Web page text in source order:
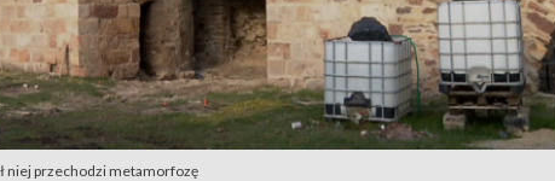
niej przechodzi metamorfozę